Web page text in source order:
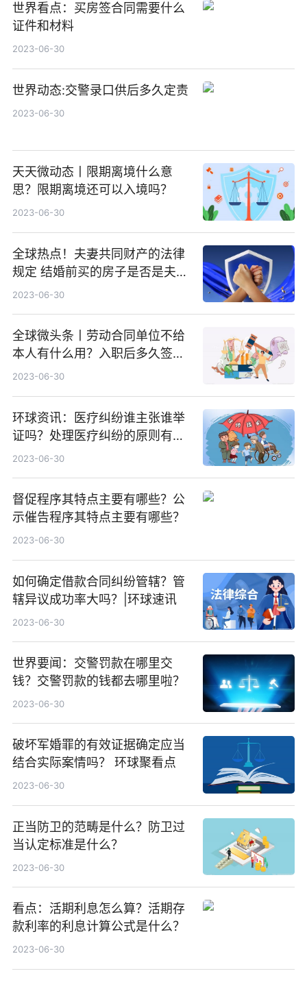
世界看点：买房签合同需要什么
证件和材料
2023-06-30
世界动态:交警录口供后多久定责
2023-06-30
天天微动态丨限期离境什么意
思？限期离境还可以入境吗？
2023-06-30
全球热点！夫妻共同财产的法律
规定 结婚前买的房子是否是夫妻
共同财产？
2023-06-30
全球微头条丨劳动合同单位不给
本人有什么用？入职后多久签订
劳动合同？
2023-06-30
环球资讯：医疗纠纷谁主张谁举
证吗？处理医疗纠纷的原则有哪
些？
2023-06-30
督促程序其特点主要有哪些？公
示催告程序其特点主要有哪些？
2023-06-30
如何确定借款合同纠纷管辖？管
辖异议成功率大吗？|环球速讯
2023-06-30
世界要闻：交警罚款在哪里交
钱？交警罚款的钱都去哪里啦？
2023-06-30
破坏军婚罪的有效证据确定应当
结合实际案情吗？ 环球聚看点
2023-06-30
正当防卫的范畴是什么？防卫过
当认定标准是什么？
2023-06-30
看点：活期利息怎么算？活期存
款利率的利息计算公式是什么？
2023-06-30